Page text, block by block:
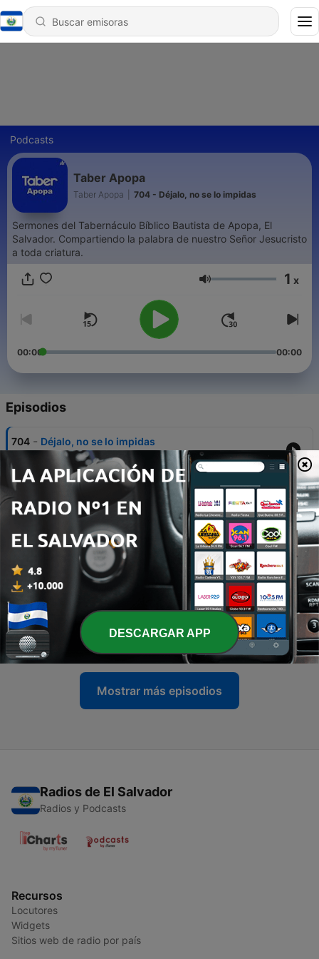
Podcasts
Taber Apopa
Taber Apopa 704 - Déjalo, no se lo impidas
Sermones del Tabernáculo Bíblico Bautista de Apopa, El
Salvador. Compartiendo la palabra de nuestro Señor Jesucristo
a toda criatura.
Volumen 1 x
00:00 00:00
Episodios
704 - Déjalo, no se lo impidas
16 ago. 2024
703 - Te alabaré Señor con todo mi corazón
15 ago. 2024
702 Antes del desastre
13 ago. 2024
701 - El carácter del guía de la obra
12 ago. 2024
700 - Dormir pensando en lo malo que harás
12 ago. 2024
Mostrar más episodios
Radios de El Salvador
Radios y Podcasts
Recursos
Locutores
Widgets
Sitios web de radio por país
DESCARGAR APP